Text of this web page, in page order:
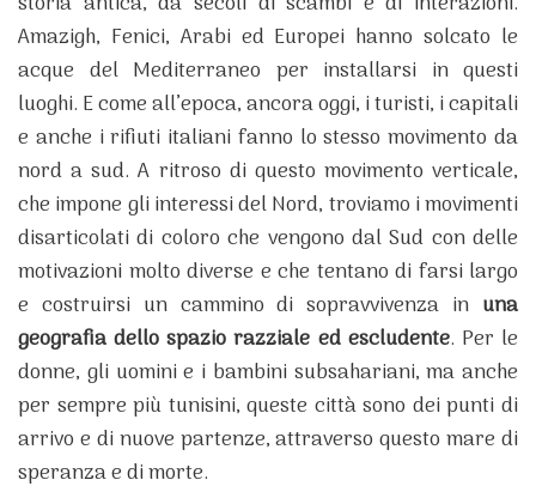
Amazigh, Fenici, Arabi ed Europei hanno solcato le
acque del Mediterraneo per installarsi in questi
luoghi. E come all’epoca, ancora oggi, i turisti, i capitali
e anche i rifiuti italiani fanno lo stesso movimento da
nord a sud. A ritroso di questo movimento verticale,
che impone gli interessi del Nord, troviamo i movimenti
disarticolati di coloro che vengono dal Sud con delle
motivazioni molto diverse e che tentano di farsi largo
e costruirsi un cammino di sopravvivenza in una
geografia dello spazio razziale ed escludente. Per le
donne, gli uomini e i bambini subsahariani, ma anche
per sempre più tunisini, queste città sono dei punti di
arrivo e di nuove partenze, attraverso questo mare di
speranza e di morte.